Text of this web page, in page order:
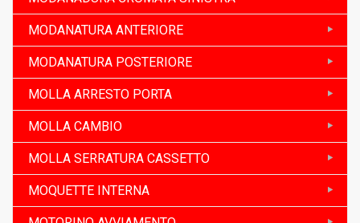
MODANATURA ANTERIORE
MODANATURA POSTERIORE
MOLLA ARRESTO PORTA
MOLLA CAMBIO
MOLLA SERRATURA CASSETTO
MOQUETTE INTERNA